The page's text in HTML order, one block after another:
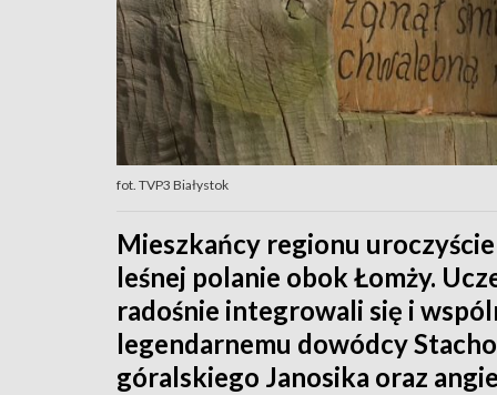
fot. TVP3 Białystok
Mieszkańcy regionu
leśnej polanie obok Łomży.
radośnie integrowali się i
legendarnemu dowódcy
góralskiego Janosika oraz